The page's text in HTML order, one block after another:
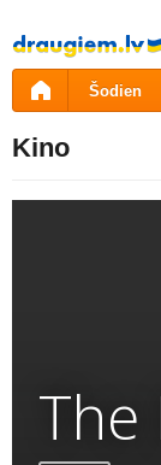
Pāriet
uz
saturu
Šodien
Kino
The